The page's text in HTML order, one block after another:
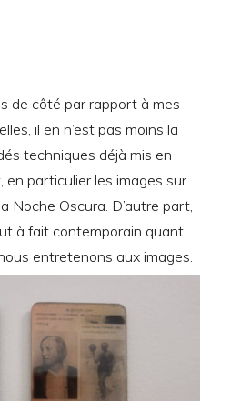
de côté par rapport à mes
il en n’est pas moins la
techniques déjà mis en
en particulier les images sur
Noche Oscura. D’autre part,
à fait contemporain quant
entretenons aux images.